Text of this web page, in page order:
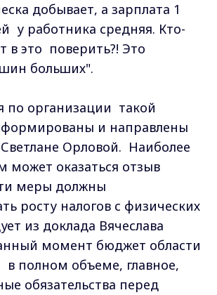
добывает, а зарплата 1
у работника средняя. Кто-
в это поверить?! Это
больших".
по организации такой
и направлены
Орловой. Наиболее
может оказаться отзыв
меры должны
росту налогов с физических
из доклада Вячеслава
момент бюджет области
в полном объеме, главное,
обязательства перед